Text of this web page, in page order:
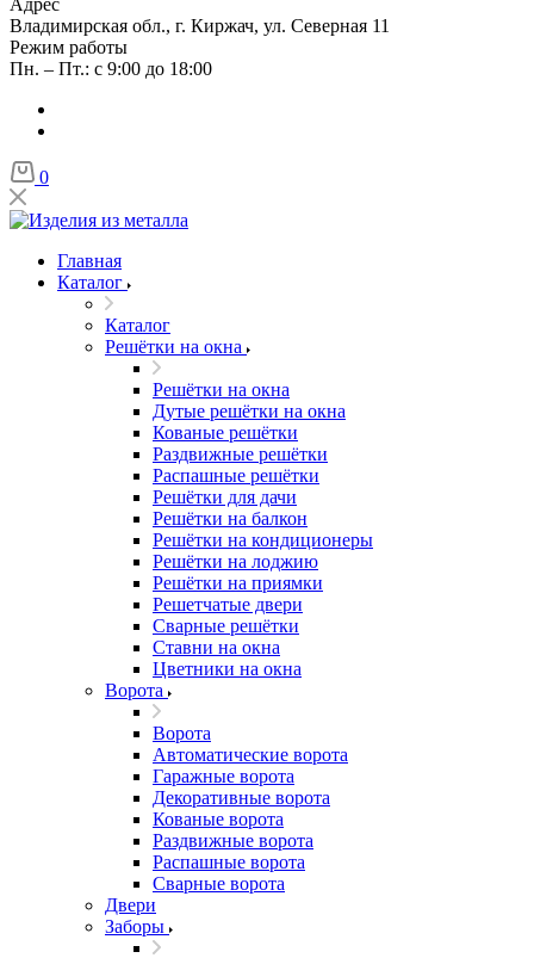
Адрес
Владимирская обл., г. Киржач, ул. Северная 11
Режим работы
Пн. – Пт.: с 9:00 до 18:00
0
Главная
Каталог
Каталог
Решётки на окна
Решётки на окна
Дутые решётки на окна
Кованые решётки
Раздвижные решётки
Распашные решётки
Решётки для дачи
Решётки на балкон
Решётки на кондиционеры
Решётки на лоджию
Решётки на приямки
Решетчатые двери
Сварные решётки
Ставни на окна
Цветники на окна
Ворота
Ворота
Автоматические ворота
Гаражные ворота
Декоративные ворота
Кованые ворота
Раздвижные ворота
Распашные ворота
Сварные ворота
Двери
Заборы